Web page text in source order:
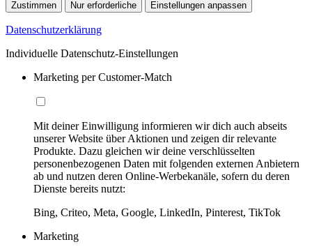
Zustimmen Nur erforderliche Einstellungen anpassen
Datenschutzerklärung
Individuelle Datenschutz-Einstellungen
Marketing per Customer-Match
Mit deiner Einwilligung informieren wir dich auch abseits
unserer Website über Aktionen und zeigen dir relevante
Produkte. Dazu gleichen wir deine verschlüsselten
personenbezogenen Daten mit folgenden externen Anbietern
ab und nutzen deren Online-Werbekanäle, sofern du deren
Dienste bereits nutzt:
Bing, Criteo, Meta, Google, LinkedIn, Pinterest, TikTok
Marketing